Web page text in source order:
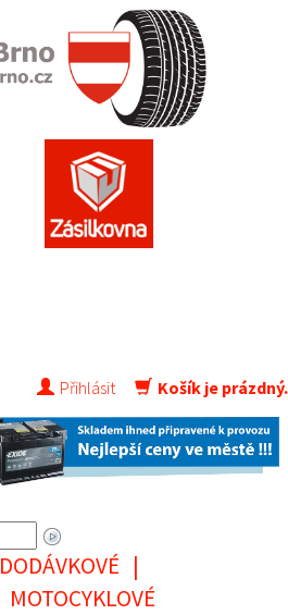
Přihlásit Košík je prázdný.
DODÁVKOVÉ |
MOTOCYKLOVÉ